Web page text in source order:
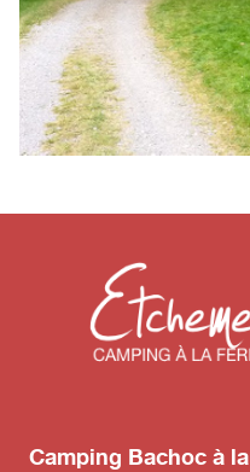
Camping Bachoc à